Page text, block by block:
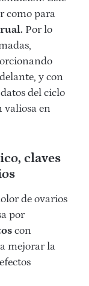
como para
Por lo
y con
del ciclo
en
claves
de ovarios
por
con
mejorar la